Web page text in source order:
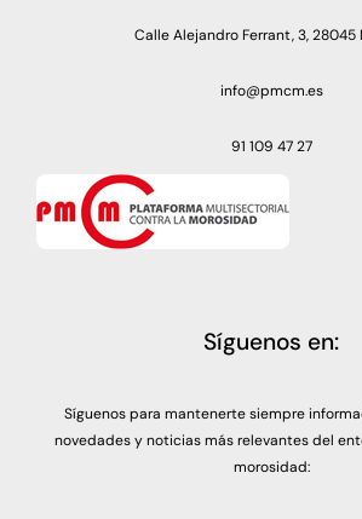
Calle Alejandro Ferrant, 3, 28045
info@pmcm.es
91 109 47 27
Síguenos en:
Síguenos para mantenerte siempre
novedades y noticias más relevantes del
morosidad: